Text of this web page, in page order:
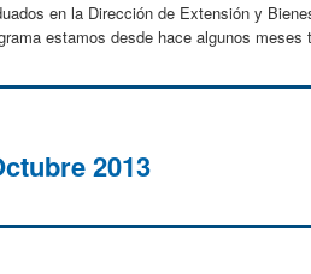
en la Dirección de Extensión y
estamos desde hace algunos meses
2013